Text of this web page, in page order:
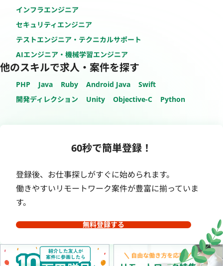
インフラエンジニア
セキュリティエンジニア
テストエンジニア・テクニカルサポート
AIエンジニア・機械学習エンジニア
他のスキルで求人・案件を探す
PHP Java Ruby Android Java
Swift
開発ディレクション
Unity Objective-C Python
60秒で簡単登録！
登録後、お仕事探しがすぐに始められます。
働きやすいリモートワーク案件が豊富に揃っていま
す。
無料登録する